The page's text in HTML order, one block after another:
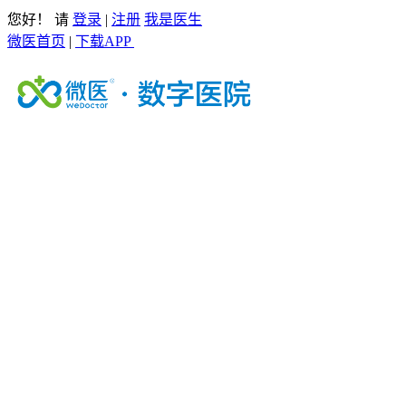
您好！ 请 登录 | 注册 我是医生
微医首页 | 下载APP